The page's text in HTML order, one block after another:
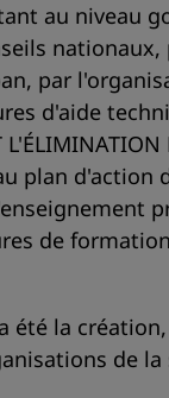
au niveau
par
d'aide
plan
de
été la
de